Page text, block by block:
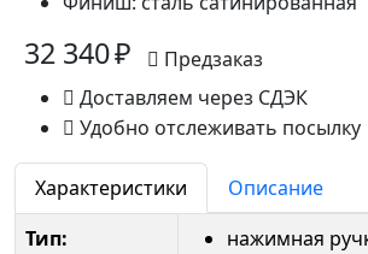
32 340 ₽
Предзаказ
Доставляем через СДЭК
Удобно отслеживать посылку
Характеристики
Описание
Тип:
нажимная